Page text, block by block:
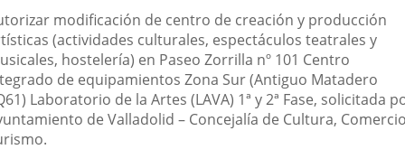
modificación de centro de creación y producción
(actividades culturales, espectáculos teatrales y
hostelería) en Paseo Zorrilla nº 101 Centro
de equipamientos Zona Sur (Antiguo Matadero
Laboratorio de la Artes (LAVA) 1ª y 2ª Fase, solicitada
de Valladolid – Concejalía de Cultura,